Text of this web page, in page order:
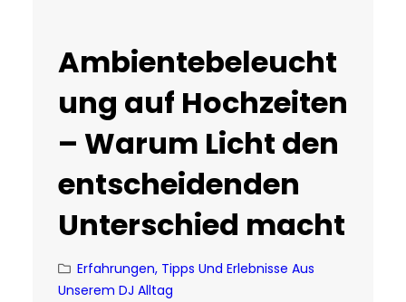
Ambientebeleucht
ung auf Hochzeiten
– Warum Licht den
entscheidenden
Unterschied macht
Erfahrungen, Tipps Und Erlebnisse Aus
Unserem DJ Alltag